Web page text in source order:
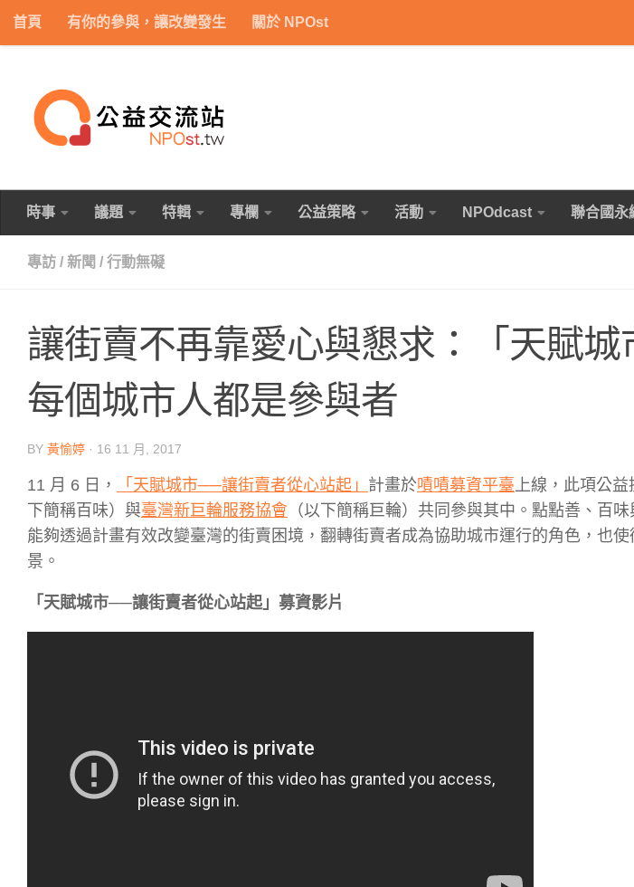
Skip to content
首頁 有你的參與，讓改變發生 關於 NPOst
時事 議題 特輯 專欄 公益策略 活動 NPOdcast 聯合國永
專訪 / 新聞 / 行動無礙
讓街賣不再靠愛心與懇求：「天賦城
每個城市人都是參與者
BY 黃愉婷 · 16 11 月, 2017
11 月 6 日， 「天賦城市──讓街賣者從心站起」 計畫於嘖嘖募資平臺 上線，此項公益
下簡稱百味）與臺灣新巨輪服務協會 （以下簡稱巨輪）共同參與其中。點點善、百
能夠透過計畫有效改變臺灣的街賣困境，翻轉街賣者成為協助城市運行的角色，也
景。
「天賦城市──讓街賣者從心站起」募資影片